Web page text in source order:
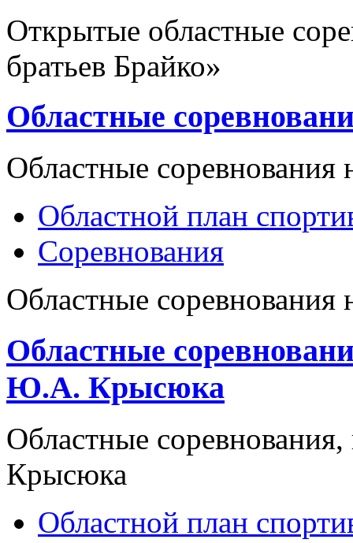
Открытые областные
братьев Брайко»
Областные
Областные соревнования
Областной план
Соревнования
Областные соревнования
Областные
Ю.А. Крысюка
Областные
Крысюка
Областной план